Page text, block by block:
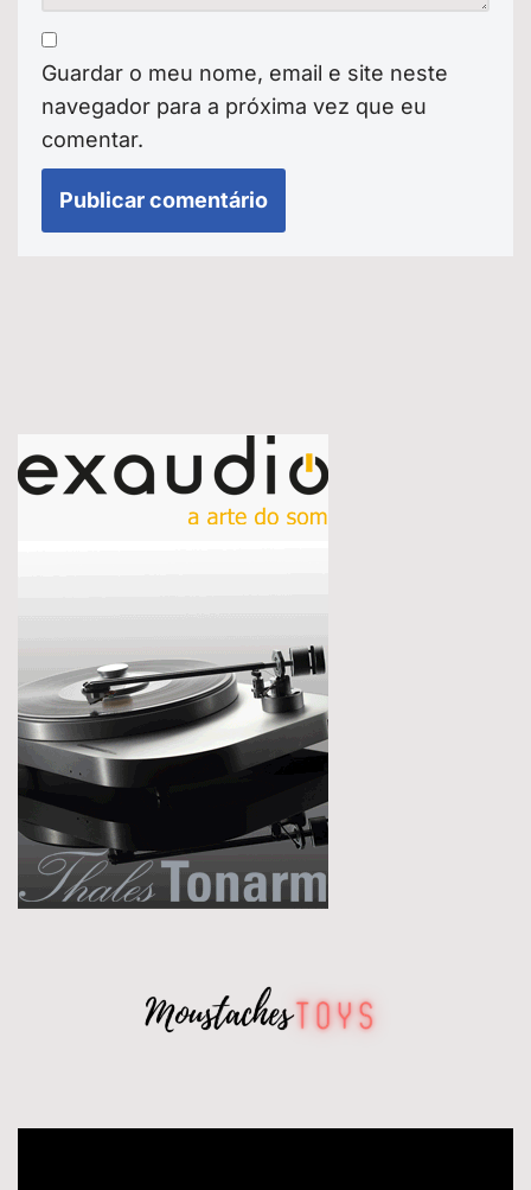
Guardar o meu nome, email e site neste
navegador para a próxima vez que eu
comentar.